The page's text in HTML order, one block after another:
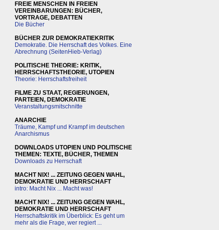
FREIE MENSCHEN IN FREIEN
VEREINBARUNGEN: BÜCHER,
VORTRAGE, DEBATTEN
Die Bücher
BÜCHER ZUR DEMOKRATIEKRITIK
Demokratie. Die Herrschaft des Volkes. Eine
Abrechnung (SeitenHieb-Verlag)
POLITISCHE THEORIE: KRITIK,
HERRSCHAFTSTHEORIE, UTOPIEN
Theorie: Herrschaftsfreiheit
FILME ZU STAAT, REGIERUNGEN,
PARTEIEN, DEMOKRATIE
Veranstaltungsmitschnitte
ANARCHIE
Träume, Kampf und Krampf im deutschen
Anarchismus
DOWNLOADS UTOPIEN UND POLITISCHE
THEMEN: TEXTE, BÜCHER, THEMEN
Downloads zu Herrschaft
MACHT NIX! ... ZEITUNG GEGEN WAHL,
DEMOKRATIE UND HERRSCHAFT
intro: Macht Nix ... Macht was!
MACHT NIX! ... ZEITUNG GEGEN WAHL,
DEMOKRATIE UND HERRSCHAFT
Herrschaftskritik im Überblick: Es geht um
mehr als die Frage, wer regiert ...